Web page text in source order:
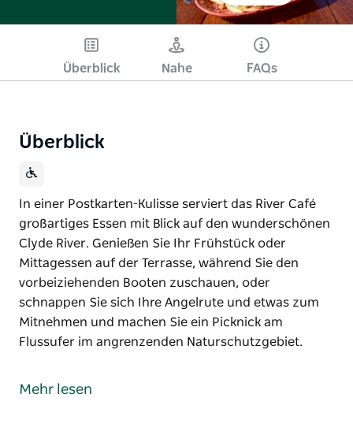
Überblick Nahe FAQs
Überblick
In einer Postkarten-Kulisse serviert das River Café
großartiges Essen mit Blick auf den wunderschönen
Clyde River. Genießen Sie Ihr Frühstück oder
Mittagessen auf der Terrasse, während Sie den
vorbeiziehenden Booten zuschauen, oder
schnappen Sie sich Ihre Angelrute und etwas zum
Mitnehmen und machen Sie ein Picknick am
Flussufer im angrenzenden Naturschutzgebiet.
großartiges Essen mit Blick auf den wunderschönen
Mehr lesen